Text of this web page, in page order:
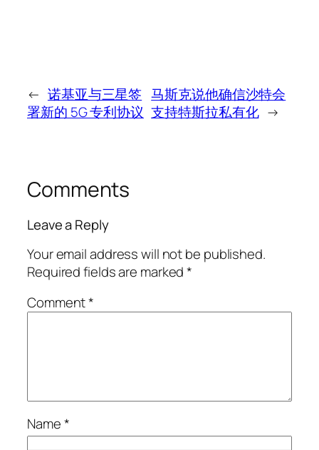
← 诺基亚与三星签
署新的 5G 专利协议
马斯克说他确信沙特会
支持特斯拉私有化 →
Comments
Leave a Reply
Your email address will not be published.
Required fields are marked*
Comment*
Name*